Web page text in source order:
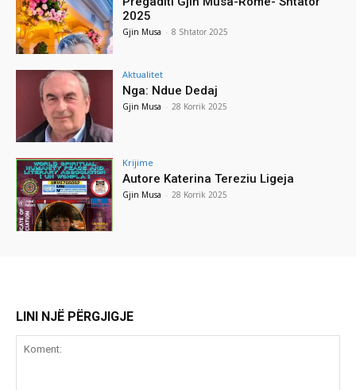
2025
Gjin Musa - 8 Shtator 2025
Aktualitet
Nga: Ndue Dedaj
Gjin Musa - 28 Korrik 2025
Krijime
Autore Katerina Tereziu Ligeja
Gjin Musa - 28 Korrik 2025
LINI NJË PËRGJIGJE